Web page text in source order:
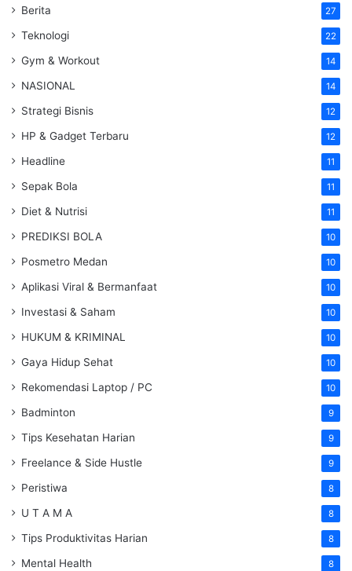
Berita 27
Teknologi 22
Gym & Workout 14
NASIONAL 14
Strategi Bisnis 12
HP & Gadget Terbaru 12
Headline 11
Sepak Bola 11
Diet & Nutrisi 11
PREDIKSI BOLA 10
Posmetro Medan 10
Aplikasi Viral & Bermanfaat 10
Investasi & Saham 10
HUKUM & KRIMINAL 10
Gaya Hidup Sehat 10
Rekomendasi Laptop / PC 10
Badminton 9
Tips Kesehatan Harian 9
Freelance & Side Hustle 9
Peristiwa 8
U T A M A 8
Tips Produktivitas Harian 8
Mental Health 8